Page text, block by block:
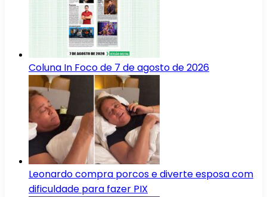
Coluna In Foco de 7 de agosto de 2026
Leonardo compra porcos e diverte esposa com
dificuldade para fazer PIX